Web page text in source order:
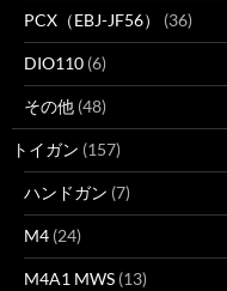
PCX（EBJ-JF56） (36)
DIO110 (6)
その他 (48)
トイガン (157)
ハンドガン (7)
M4 (24)
M4A1 MWS (13)